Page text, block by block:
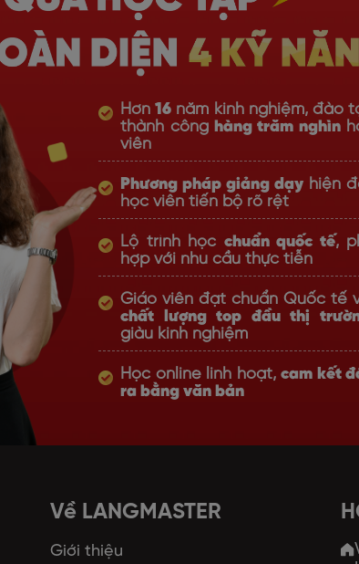
Hơn16 năm kinh nghiệm, đào
thành công hàng trăm nghìn
viên
Phương pháp giảng dạy hiện
học viên tiến bộ rõ rệt
Lộ trình học chuẩn quốc tế,
hợp với nhu cầu thực tiễn
Giáo viên đạt chuẩn Quốc tế
chất lượng top đầu thị
giàu kinh nghiệm
Học online linh hoạt,cam kết
ra bằng văn bản
Về LANGMASTER
Giới thiệu